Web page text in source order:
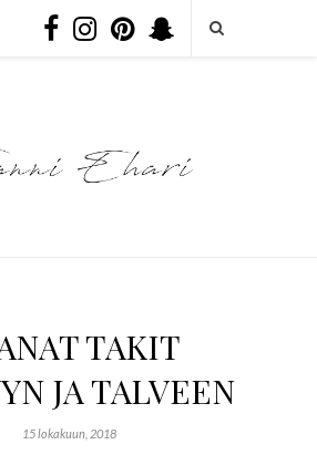
TAKIT
JA TALVEEN
15 lokakuun, 2018